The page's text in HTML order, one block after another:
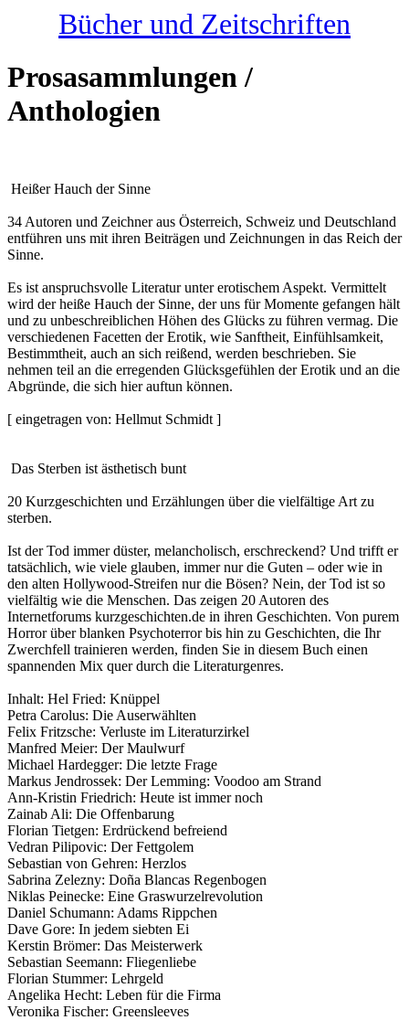
Bücher und Zeitschriften
Prosasammlungen /
Anthologien
Heißer Hauch der Sinne
34 Autoren und Zeichner aus Österreich, Schweiz und Deutschland
entführen uns mit ihren Beiträgen und Zeichnungen in das Reich der
Sinne.
Es ist anspruchsvolle Literatur unter erotischem Aspekt. Vermittelt
wird der heiße Hauch der Sinne, der uns für Momente gefangen hält
und zu unbeschreiblichen Höhen des Glücks zu führen vermag. Die
verschiedenen Facetten der Erotik, wie Sanftheit, Einfühlsamkeit,
Bestimmtheit, auch an sich reißend, werden beschrieben. Sie
nehmen teil an die erregenden Glücksgefühlen der Erotik und an die
Abgründe, die sich hier auftun können.
[ eingetragen von: Hellmut Schmidt ]
Das Sterben ist ästhetisch bunt
20 Kurzgeschichten und Erzählungen über die vielfältige Art zu
sterben.
Ist der Tod immer düster, melancholisch, erschreckend? Und trifft er
tatsächlich, wie viele glauben, immer nur die Guten – oder wie in
den alten Hollywood-Streifen nur die Bösen? Nein, der Tod ist so
vielfältig wie die Menschen. Das zeigen 20 Autoren des
Internetforums kurzgeschichten.de in ihren Geschichten. Von purem
Horror über blanken Psychoterror bis hin zu Geschichten, die Ihr
Zwerchfell trainieren werden, finden Sie in diesem Buch einen
spannenden Mix quer durch die Literaturgenres.
Inhalt: Hel Fried: Knüppel
Petra Carolus: Die Auserwählten
Felix Fritzsche: Verluste im Literaturzirkel
Manfred Meier: Der Maulwurf
Michael Hardegger: Die letzte Frage
Markus Jendrossek: Der Lemming: Voodoo am Strand
Ann-Kristin Friedrich: Heute ist immer noch
Zainab Ali: Die Offenbarung
Florian Tietgen: Erdrückend befreiend
Vedran Pilipovic: Der Fettgolem
Sebastian von Gehren: Herzlos
Sabrina Zelezny: Doña Blancas Regenbogen
Niklas Peinecke: Eine Graswurzelrevolution
Daniel Schumann: Adams Rippchen
Dave Gore: In jedem siebten Ei
Kerstin Brömer: Das Meisterwerk
Sebastian Seemann: Fliegenliebe
Florian Stummer: Lehrgeld
Angelika Hecht: Leben für die Firma
Veronika Fischer: Greensleeves